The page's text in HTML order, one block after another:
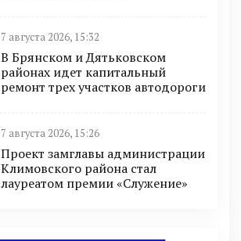
7 августа 2026, 15:32
В Брянском и Дятьковском
районах идет капитальный
ремонт трех участков автодороги
7 августа 2026, 15:26
Проект замглавы администрации
Климовского района стал
лауреатом премии «Служение»